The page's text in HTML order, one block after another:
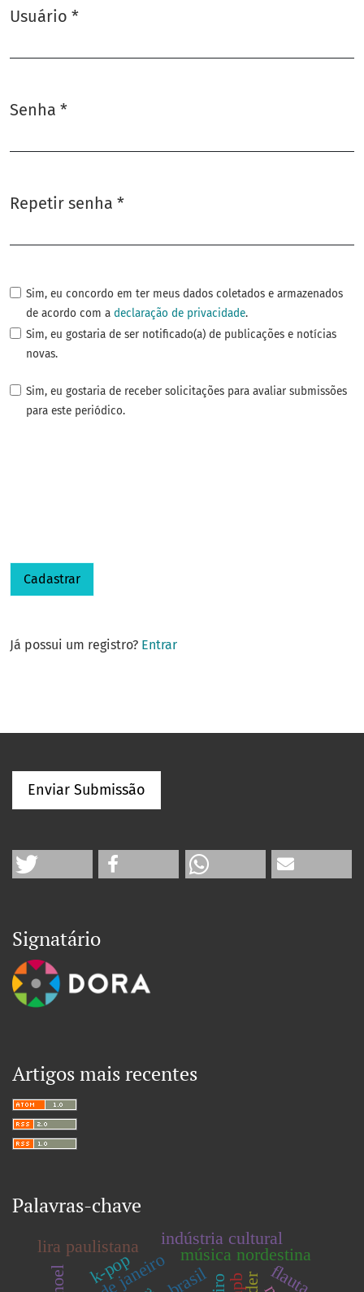
Usuário *
Senha *
Repetir senha *
Sim, eu concordo em ter meus dados coletados e armazenados
de acordo com adeclaração de privacidade.
Sim, eu gostaria de ser notificado(a) de publicações e notícias
novas.
Sim, eu gostaria de receber solicitações para avaliar submissões
para este periódico.
Cadastrar
Já possui um registro? Entrar
Enviar Submissão
Signatário
Artigos mais recentes
Palavras-chave
música nordestina
indústria cultural
k-pop
lira paulistana
brasil flauta